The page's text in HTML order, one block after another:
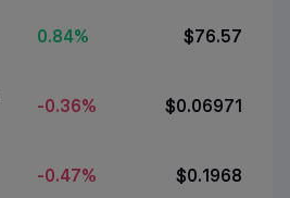
0.84% $76.57
-0.36% $0.06971
-0.47% $0.1968